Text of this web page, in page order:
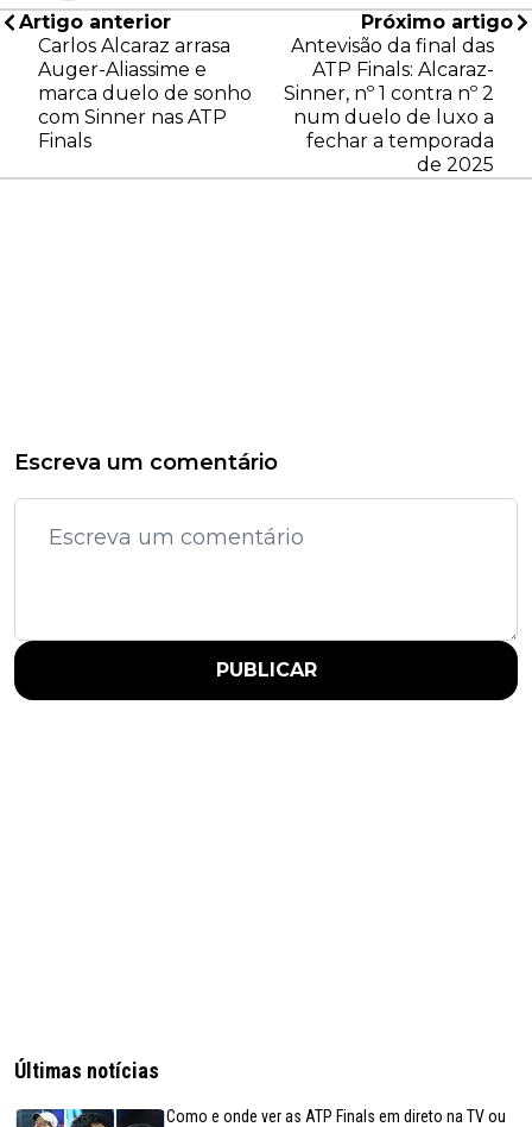
Artigo anterior
Carlos Alcaraz arrasa
Auger-Aliassime e
marca duelo de sonho
com Sinner nas ATP
Finals
Próximo artigo
Antevisão da final das
ATP Finals: Alcaraz-
Sinner, nº 1 contra nº 2
num duelo de luxo a
fechar a temporada
de 2025
Escreva um comentário
PUBLICAR
Últimas notícias
Como e onde ver as ATP Finals em direto na TV ou